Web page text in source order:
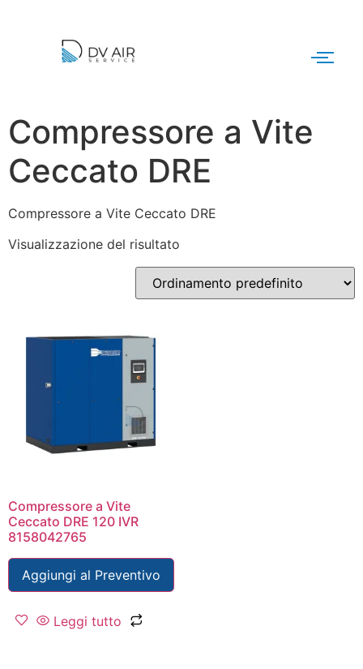
Compressore a Vite
Ceccato DRE
Compressore a Vite Ceccato DRE
Visualizzazione del risultato
Compressore a Vite
Ceccato DRE 120 IVR
8158042765
Aggiungi al Preventivo
Leggi tutto